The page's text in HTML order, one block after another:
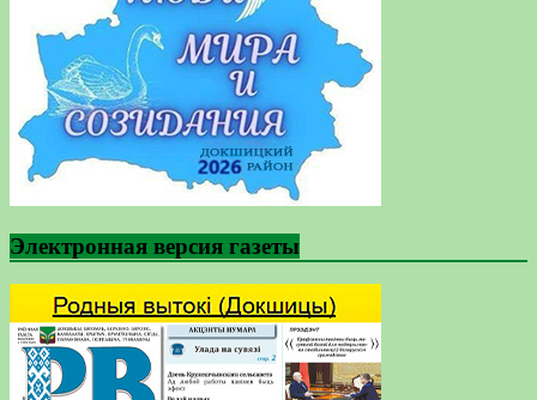
Электронная версия газеты